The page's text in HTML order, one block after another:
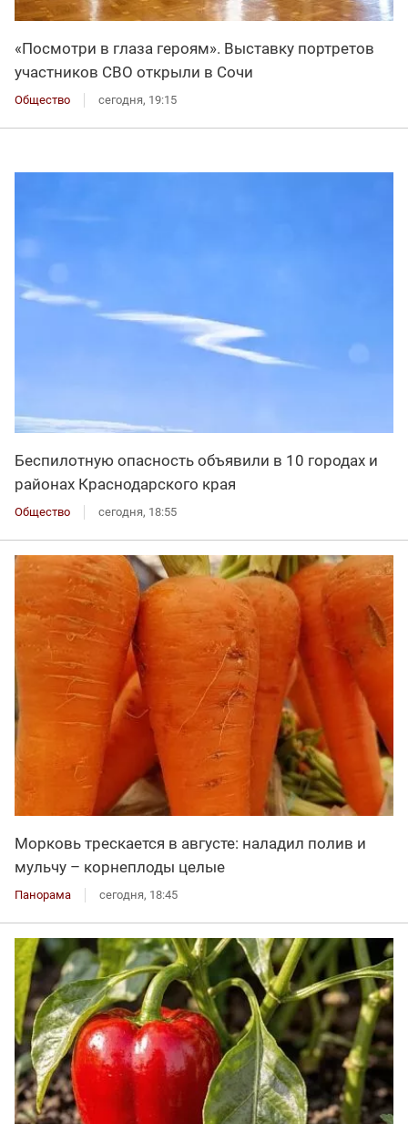
«Посмотри в глаза героям». Выставку портретов
участников СВО открыли в Сочи
Общество сегодня, 19:15
Беспилотную опасность объявили в 10 городах и
районах Краснодарского края
Общество сегодня, 18:55
Морковь трескается в августе: наладил полив и
мульчу – корнеплоды целые
Панорама сегодня, 18:45